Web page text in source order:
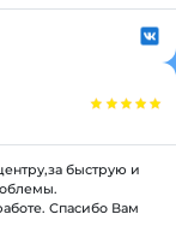
быструю и
Спасибо Вам